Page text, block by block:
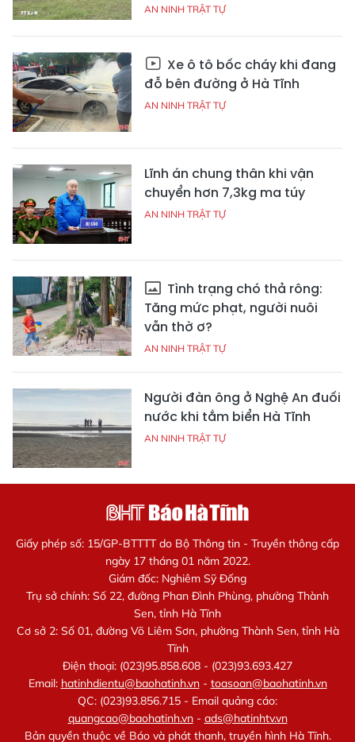
AN NINH TRẬT TỰ
Xe ô tô bốc cháy khi đang
đỗ bên đường ở Hà Tĩnh
AN NINH TRẬT TỰ
Lĩnh án chung thân khi vận
chuyển hơn 7,3kg ma túy
AN NINH TRẬT TỰ
Tình trạng chó thả rông:
Tăng mức phạt, người nuôi
vẫn thờ ơ?
AN NINH TRẬT TỰ
Người đàn ông ở Nghệ An đuối
nước khi tắm biển Hà Tĩnh
AN NINH TRẬT TỰ
Giấy phép số: 15/GP-BTTTT do Bộ Thông tin - Truyền thông cấp
ngày 17 tháng 01 năm 2022.
Giám đốc: Nghiêm Sỹ Đống
Trụ sở chính: Số 22, đường Phan Đình Phùng, phường Thành
Sen, tỉnh Hà Tĩnh
Cơ sở 2: Số 01, đường Võ Liêm Sơn, phường Thành Sen, tỉnh Hà
Tĩnh
Điện thoại: (023)95.858.608 - (023)93.693.427
Email: hatinhdientu@baohatinh.vn- toasoan@baohatinh.vn
QC: (023)93.856.715 - Email quảng cáo:
quangcao@baohatinh.vn- ads@hatinhtv.vn
Bản quyền thuộc về Báo và phát thanh, truyền hình Hà Tĩnh.